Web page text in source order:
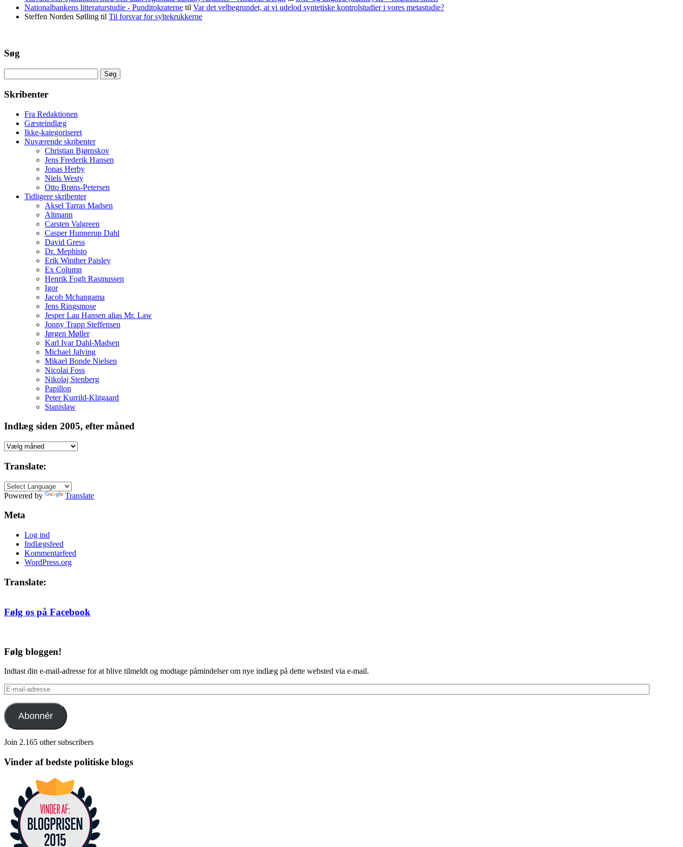
Nationalbankens litteraturstudie - Punditokraterne til Var det velbegrundet, at vi udelod syntetiske kontrolstudier i vores metastudie?
Steffen Norden Sølling til Til forsvar for syltekrukkerne
Søg
efter:
Skribenter
Fra Redaktionen
Gæsteindlæg
Ikke-kategoriseret
Nuværende skribenter
Christian Bjørnskov
Jens Frederik Hansen
Jonas Herby
Niels Westy
Otto Brøns-Petersen
Tidligere skribenter
Aksel Tarras Madsen
Altmann
Carsten Valgreen
Casper Hunnerup Dahl
David Gress
Dr. Mephisto
Erik Winther Paisley
Ex Column
Henrik Fogh Rasmussen
Igor
Jacob Mchangama
Jens Ringsmose
Jesper Lau Hansen alias Mr. Law
Jonny Trapp Steffensen
Jørgen Møller
Karl Ivar Dahl-Madsen
Michael Jalving
Mikael Bonde Nielsen
Nicolai Foss
Nikolaj Stenberg
Papillon
Peter Kurrild-Klitgaard
Stanislaw
Indlæg siden 2005, efter måned
Indlæg
2005,
måned
Translate:
Powered by Translate
Meta
Log ind
Indlægsfeed
Kommentarfeed
WordPress.org
Translate:
Følg os på Facebook
Følg bloggen!
Indtast din e-mail-adresse for at blive tilmeldt og modtage påmindelser om nye indlæg på dette websted via e-mail.
E-
mail-
adresse
Abonnér
Join 2.165 other subscribers
Vinder af bedste politiske blogs